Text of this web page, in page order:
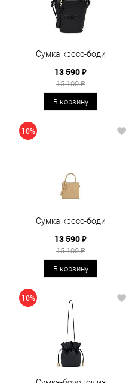
Сумка кросс-боди
13 590 ₽
15 100 ₽
В корзину
10%
Сумка кросс-боди
13 590 ₽
15 100 ₽
В корзину
10%